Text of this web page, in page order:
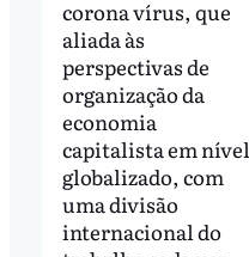
corona vírus, que
aliada às
perspectivas de
organização da
economia
capitalista em nível
globalizado, com
uma divisão
internacional do